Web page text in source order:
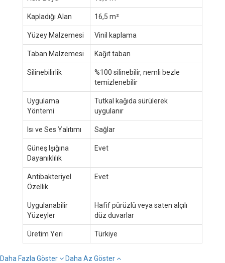
Kapladığı Alan 16,5 m²
Yüzey Malzemesi Vinil kaplama
Taban Malzemesi Kağıt taban
Silinebilirlik
%100 silinebilir, nemli bezle
temizlenebilir
Uygulama
Yöntemi
Tutkal kağıda sürülerek
uygulanır
Isı ve Ses Yalıtımı Sağlar
Güneş Işığına
Dayanıklılık
Evet
Antibakteriyel
Özellik
Evet
Uygulanabilir
Yüzeyler
Hafif pürüzlü veya saten alçılı
düz duvarlar
Üretim Yeri Türkiye
Daha Fazla Göster
Daha Az Göster